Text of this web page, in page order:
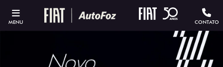
MENU CONTATO
ESTOU INTERESSADO